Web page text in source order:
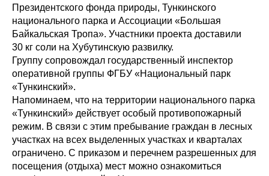
Президентского фонда природы, Тункинского
национального парка и Ассоциации «Большая
Байкальская Тропа». Участники проекта доставили
30 кг соли на Хубутинскую развилку.
Группу сопровождал государственный инспектор
оперативной группы ФГБУ «Национальный парк
«Тункинский».
Напоминаем, что на территории национального парка
«Тункинский» действует особый противопожарный
режим. В связи с этим пребывание граждан в лесных
участках на всех выделенных участках и кварталах
ограничено. С приказом и перечнем разрешенных для
посещения (отдыха) мест можно ознакомиться